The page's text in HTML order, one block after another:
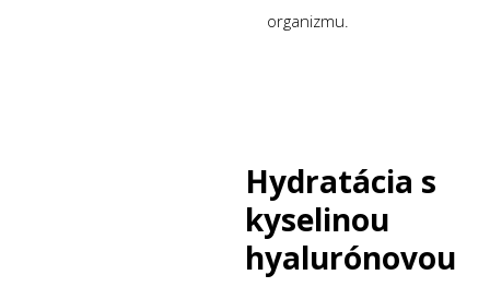
organizmu.
Hydratácia s
kyselinou
hyalurónovou